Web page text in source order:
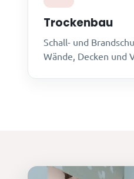
Trockenbau
Schall- und
Wände, Decken und